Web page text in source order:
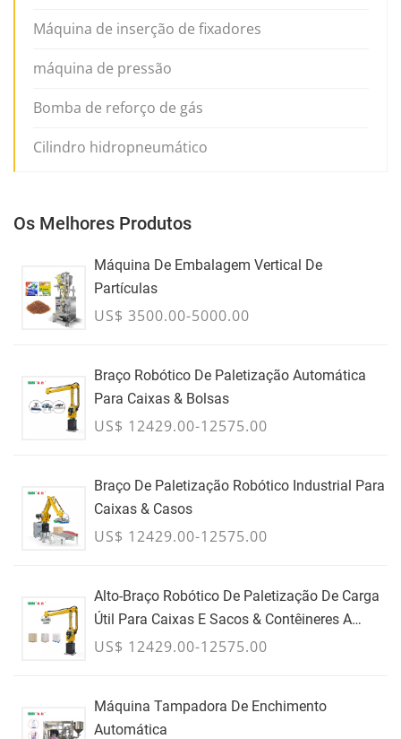
Máquina de inserção de fixadores
máquina de pressão
Bomba de reforço de gás
Cilindro hidropneumático
Os Melhores Produtos
Máquina De Embalagem Vertical De
Partículas
US$ 3500.00-5000.00
Braço Robótico De Paletização Automática
Para Caixas & Bolsas
US$ 12429.00-12575.00
Braço De Paletização Robótico Industrial Para
Caixas & Casos
US$ 12429.00-12575.00
Alto-Braço Robótico De Paletização De Carga
Útil Para Caixas E Sacos & Contêineres A
Granel - JULHO
US$ 12429.00-12575.00
Máquina Tampadora De Enchimento
Automática